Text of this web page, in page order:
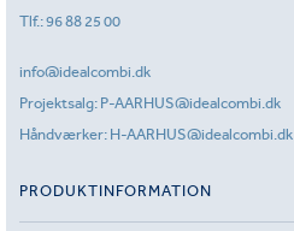
Tlf.:96 88 25 00
info@idealcombi.dk
Projektsalg: P-AARHUS@idealcombi.dk
Håndværker: H-AARHUS@idealcombi.dk
PRODUKTINFORMATION